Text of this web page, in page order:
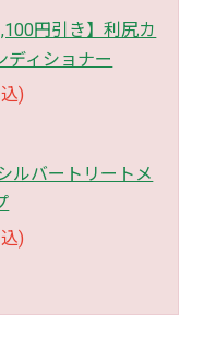
円引き】利尻カ
ディショナー
)
ルバートリートメ
)